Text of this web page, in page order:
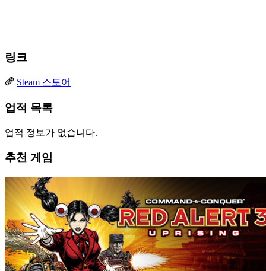
링크
Steam 스토어
업적 목록
업적 정보가 없습니다.
추천 게임